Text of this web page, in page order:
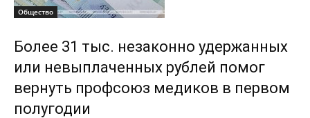
Общество
Более 31 тыс. незаконно удержанных
или невыплаченных рублей помог
вернуть профсоюз медиков в первом
полугодии